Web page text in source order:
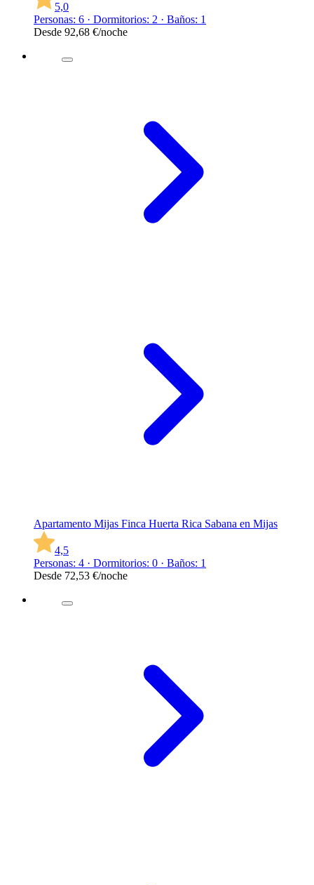
5,0
Personas: 6 · Dormitorios: 2 · Baños: 1
Desde 92,68 €/noche
Apartamento Mijas Finca Huerta Rica Sabana en Mijas
4,5
Personas: 4 · Dormitorios: 0 · Baños: 1
Desde 72,53 €/noche